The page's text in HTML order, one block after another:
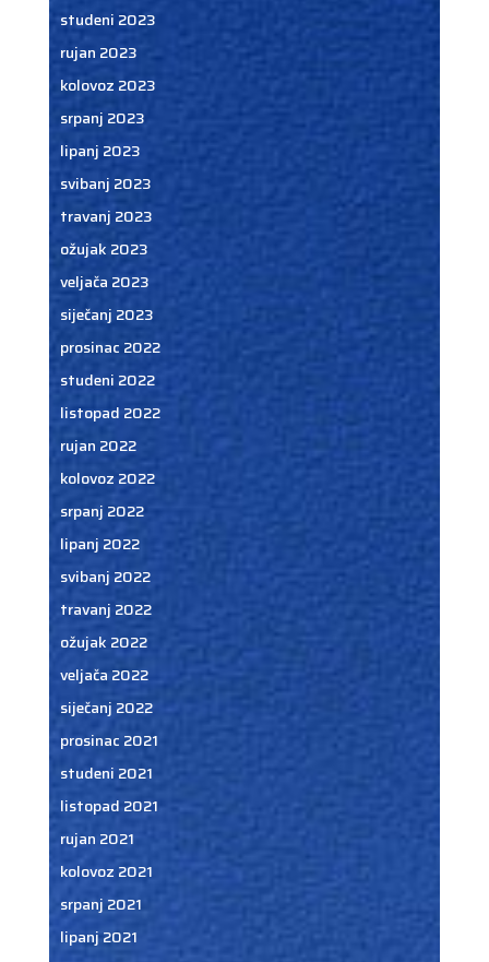
studeni 2023
rujan 2023
kolovoz 2023
srpanj 2023
lipanj 2023
svibanj 2023
travanj 2023
ožujak 2023
veljača 2023
siječanj 2023
prosinac 2022
studeni 2022
listopad 2022
rujan 2022
kolovoz 2022
srpanj 2022
lipanj 2022
svibanj 2022
travanj 2022
ožujak 2022
veljača 2022
siječanj 2022
prosinac 2021
studeni 2021
listopad 2021
rujan 2021
kolovoz 2021
srpanj 2021
lipanj 2021